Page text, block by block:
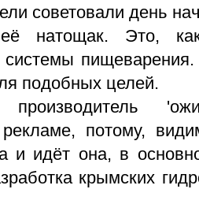
советовали день
натощак. Это,
системы
подобных целей.
потому,
и идёт она, в
крымских